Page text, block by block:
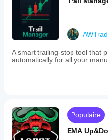
A smart trailing-stop tool that
automatically for all your
Populaire
EMA